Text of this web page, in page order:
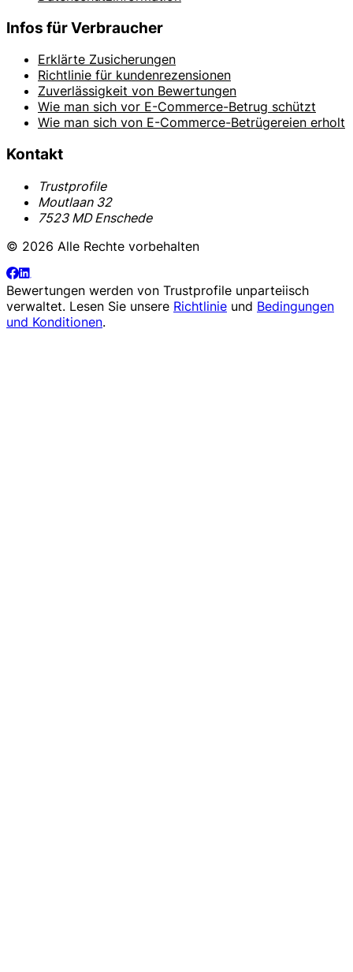
Infos für Verbraucher
Erklärte Zusicherungen
Richtlinie für kundenrezensionen
Zuverlässigkeit von Bewertungen
Wie man sich vor E-Commerce-Betrug schützt
Wie man sich von E-Commerce-Betrügereien erholt
Kontakt
Trustprofile
Moutlaan 32
7523 MD Enschede
© 2026 Alle Rechte vorbehalten
Bewertungen werden von Trustprofile unparteiisch
verwaltet. Lesen Sie unsere Richtlinie und Bedingungen
und Konditionen.